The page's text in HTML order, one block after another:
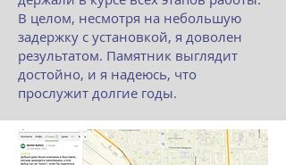
В целом, несмотря на небольшую
задержку с установкой, я доволен
результатом. Памятник выглядит
достойно, и я надеюсь, что
прослужит долгие годы.